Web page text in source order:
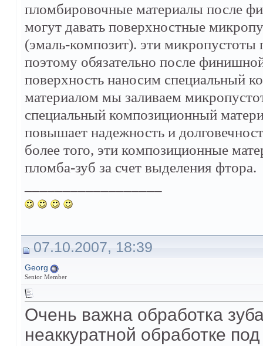
пломбировочные материалы после
могут давать поверхностные
(эмаль-композит). эти
поэтому обязательно после
поверхность наносим специальный
материалом мы заливаем
специальный композиционный
повышает надежность и
более того, эти композиционные
пломба-зуб за счет выделения фтора.
07.10.2007, 18:39
Georg
Senior Member
Очень важна обработка
неаккуратной обработке